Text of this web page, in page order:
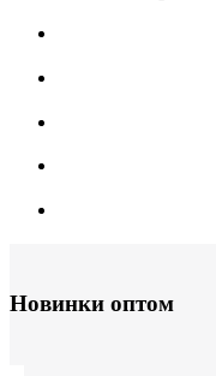
Новинки оптом